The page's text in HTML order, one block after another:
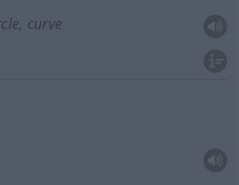
curve